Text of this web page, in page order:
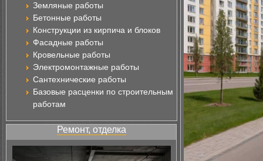
Земляные работы
Бетонные работы
Конструкции из кирпича и блоков
Фасадные работы
Кровельные работы
Электромонтажные работы
Сантехнические работы
Базовые расценки по строительным
работам
Ремонт, отделка